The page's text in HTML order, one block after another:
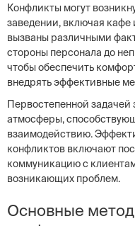
Конфликты могут
заведении, включая кафе
вызваны различными
стороны персонала до
чтобы обеспечить
внедрять эффективные
Первостепенной задачей
атмосферы,
взаимодействию.
конфликтов включают
коммуникацию с
возникающих проблем.
Основные